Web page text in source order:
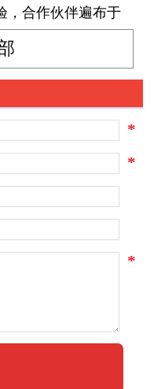
，合作伙伴遍布于
、美国等国家的时
Bata等品牌设计师
我们凭借着在制
尚的敏锐触觉，努
国内鞋业市场，给
尚体验。与此同
合国内市场的典范
喜爱的产品。
*
*
*